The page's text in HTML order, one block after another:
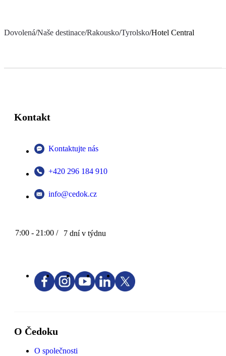
Dovolená/Naše destinace/Rakousko/Tyrolsko/Hotel Central
Kontakt
Kontaktujte nás
+420 296 184 910
info@cedok.cz
7:00 - 21:00 / 7 dní v týdnu
O Čedoku
O společnosti